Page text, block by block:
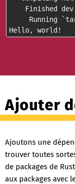
Finished
Running
Hello, world!
Ajouter
Ajoutons une
trouver toutes
de packages de
aux packages avec